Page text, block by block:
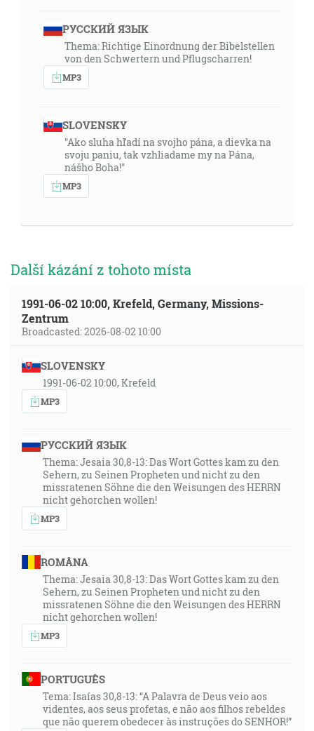
РУССКИЙ ЯЗЫК
Thema: Richtige Einordnung der Bibelstellen
von den Schwertern und Pflugscharren!
MP3
SLOVENSKY
"Ako sluha hľadí na svojho pána, a dievka na
svoju paniu, tak vzhliadame my na Pána,
nášho Boha!"
MP3
Další kázání z tohoto místa
1991-06-02 10:00, Krefeld, Germany, Missions-
Zentrum
Broadcasted: 2026-08-02 10:00
SLOVENSKY
1991-06-02 10:00, Krefeld
MP3
РУССКИЙ ЯЗЫК
Thema: Jesaia 30,8-13: Das Wort Gottes kam zu den
Sehern, zu Seinen Propheten und nicht zu den
missratenen Söhne die den Weisungen des HERRN
nicht gehorchen wollen!
MP3
ROMÂNA
Thema: Jesaia 30,8-13: Das Wort Gottes kam zu den
Sehern, zu Seinen Propheten und nicht zu den
missratenen Söhne die den Weisungen des HERRN
nicht gehorchen wollen!
MP3
PORTUGUÊS
Tema: Isaías 30,8-13: “A Palavra de Deus veio aos
videntes, aos seus profetas, e não aos filhos rebeldes
que não querem obedecer às instruções do SENHOR!”